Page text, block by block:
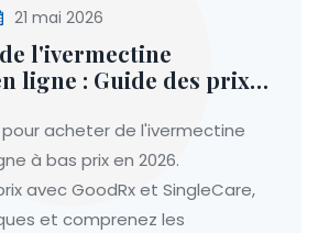
21 mai 2026
l'ivermectine
ligne : Guide des prix
acheter de l'ivermectine
à bas prix en 2026.
avec GoodRx et SingleCare,
et comprenez les